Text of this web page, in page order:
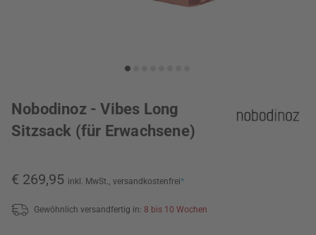
Nobodinoz - Vibes Long
Sitzsack (für Erwachsene)
€ 269,95 inkl. MwSt., versandkostenfrei*
Gewöhnlich versandfertig in: 8 bis 10 Wochen